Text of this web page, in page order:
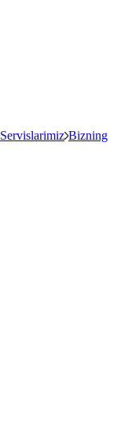
Servislarimiz Bizning